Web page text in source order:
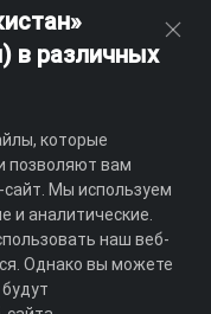
в различных
которые
позволяют вам
Мы используем
и аналитические.
наш веб-
Однако вы можете